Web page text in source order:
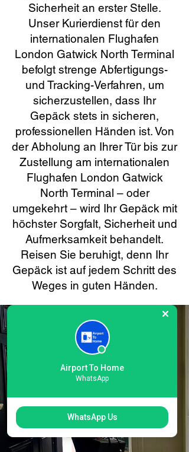
Sicherheit an erster Stelle.
Unser Kurierdienst für den
internationalen Flughafen
London Gatwick North Terminal
befolgt strenge Abfertigungs-
und Tracking-Verfahren, um
sicherzustellen, dass Ihr
Gepäck stets in sicheren,
professionellen Händen ist. Von
der Abholung an Ihrer Tür bis zur
Zustellung am internationalen
Flughafen London Gatwick
North Terminal – oder
umgekehrt – wird Ihr Gepäck mit
höchster Sorgfalt, Sicherheit und
Aufmerksamkeit behandelt.
Reisen Sie beruhigt, denn Ihr
Gepäck ist auf jedem Schritt des
Weges in guten Händen.
Airport To Home
WhatsApp
WhatsApp Us